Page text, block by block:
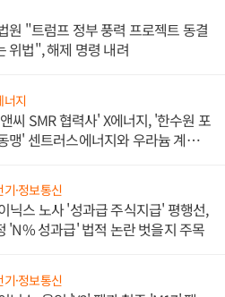
원 "트럼프 정부 풍력 프로젝트 동결
위법", 해제 명령 내려
너지
씨 SMR 협력사' X에너지, '한수원 포
맹' 센트러스에너지와 우라늄 계약
기·정보통신
닉스 노사 '성과급 주식지급' 평행선,
'N% 성과급' 법적 논란 벗을지 주목
기·정보통신